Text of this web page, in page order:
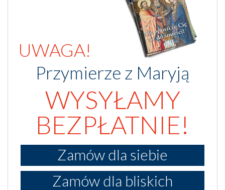
UWAGA!
Przymierze z Maryją
WYSYŁAMY
BEZPŁATNIE!
Zamów dla siebie
Zamów dla bliskich